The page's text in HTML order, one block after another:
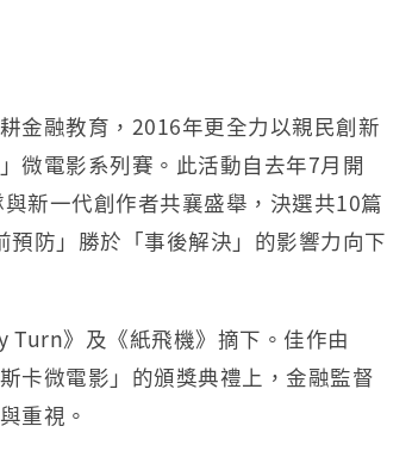
金融教育，2016年更全力以親民創新
微電影系列賽。此活動自去年7月開
新一代創作者共襄盛舉，決選共10篇
防」勝於「事後解決」的影響力向下
Turn》及《紙飛機》摘下。佳作由
卡微電影」的頒獎典禮上，金融監督
重視。